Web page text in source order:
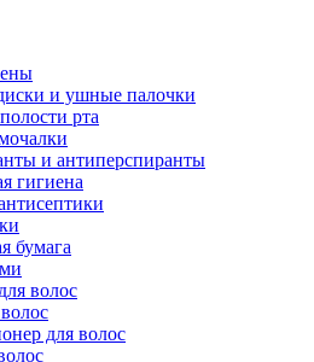
и ушные палочки
рта
и антиперспиранты
гигиена
бумага
волос
для волос